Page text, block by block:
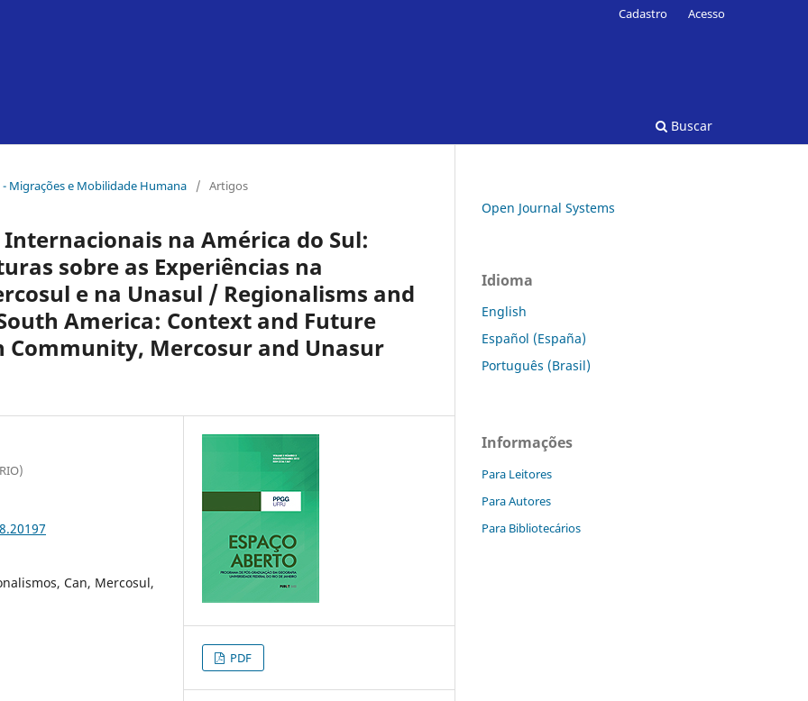
Buscar
Cadastro Acesso
Migrações e Mobilidade Humana / Artigos
na América do Sul:
sobre as Experiências na
e na Unasul / Regionalisms and
America: Context and Future
Community, Mercosur and Unasur
Can, Mercosul,
PDF
Open Journal Systems
Idioma
English
Español (España)
Português (Brasil)
Informações
Para Leitores
Para Autores
Para Bibliotecários